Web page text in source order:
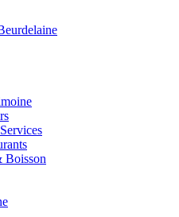
Boisson